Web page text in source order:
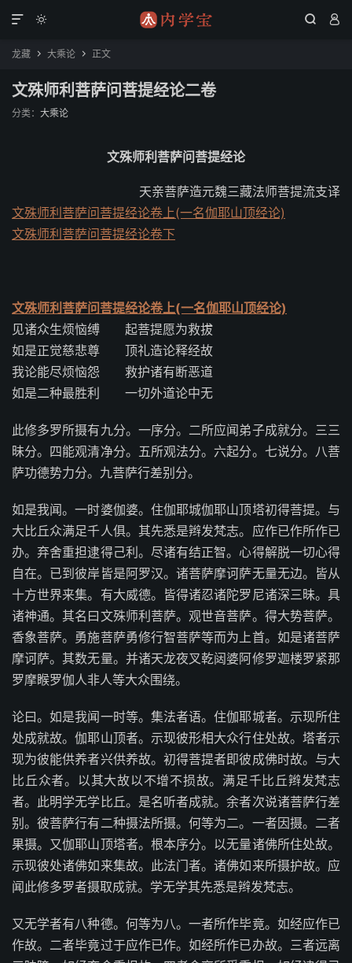
  

龙藏  大乘论  正文
文殊师利菩萨问菩提经论二卷
分类： 大乘论
文殊师利菩萨问菩提经论
天亲菩萨造元魏三藏法师菩提流支译
文殊师利菩萨问菩提经论卷上(一名伽耶山顶经论)
文殊师利菩萨问菩提经论卷下
文殊师利菩萨问菩提经论卷上(一名伽耶山顶经论)
见诸众生烦恼缚 起菩提愿为救拔
如是正觉慈悲尊 顶礼造论释经故
我论能尽烦恼怨 救护诸有断恶道
如是二种最胜利 一切外道论中无
此修多罗所摄有九分。一序分。二所应闻弟子成就分。三三
昧分。四能观清净分。五所观法分。六起分。七说分。八菩
萨功德势力分。九菩萨行差别分。
如是我闻。一时婆伽婆。住伽耶城伽耶山顶塔初得菩提。与
大比丘众满足千人俱。其先悉是辫发梵志。应作已作所作已
办。弃舍重担逮得己利。尽诸有结正智。心得解脱一切心得
自在。已到彼岸皆是阿罗汉。诸菩萨摩诃萨无量无边。皆从
十方世界来集。有大威德。皆得诸忍诸陀罗尼诸深三昧。具
诸神通。其名曰文殊师利菩萨。观世音菩萨。得大势菩萨。
香象菩萨。勇施菩萨勇修行智菩萨等而为上首。如是诸菩萨
摩诃萨。其数无量。并诸天龙夜叉乾闼婆阿修罗迦楼罗紧那
罗摩睺罗伽人非人等大众围绕。
论曰。如是我闻一时等。集法者语。住伽耶城者。示现所住
处成就故。伽耶山顶者。示现彼形相大众行住处故。塔者示
现为彼能供养者兴供养故。初得菩提者即彼成佛时故。与大
比丘众者。以其大故以不增不损故。满足千比丘辫发梵志
者。此明学无学比丘。是名听者成就。余者次说诸菩萨行差
别。彼菩萨行有二种摄法所摄。何等为二。一者因摄。二者
果摄。又伽耶山顶塔者。根本序分。以无量诸佛所住处故。
示现彼处诸佛如来集故。此法门者。诸佛如来所摄护故。应
闻此修多罗者摄取成就。学无学其先悉是辫发梵志。
又无学者有八种德。何等为八。一者所作毕竟。如经应作已
作故。二者毕竟过于应作已作。如经所作已办故。三者远离